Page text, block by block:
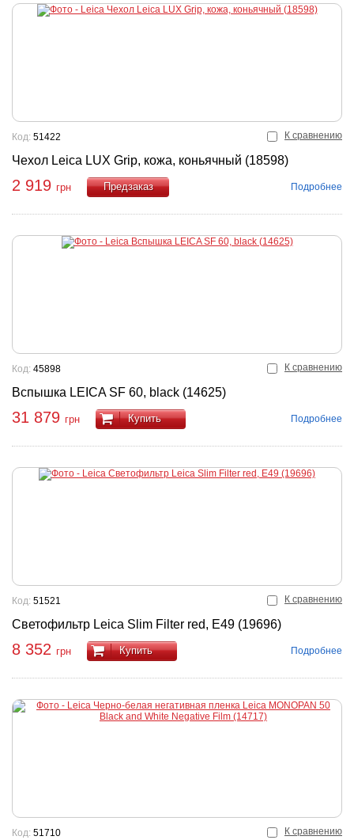
К сравнению
Чехол Leica LUX Grip, кожа, коньячный (18598)
Код: 51422
2 919 грн
Подробнее
К сравнению
Вспышка LEICA SF 60, black (14625)
Код: 45898
31 879 грн Купить Подробнее
К сравнению
Светофильтр Leica Slim Filter red, E49 (19696)
Код: 51521
8 352 грн Купить Подробнее
К сравнению
Код: 51710